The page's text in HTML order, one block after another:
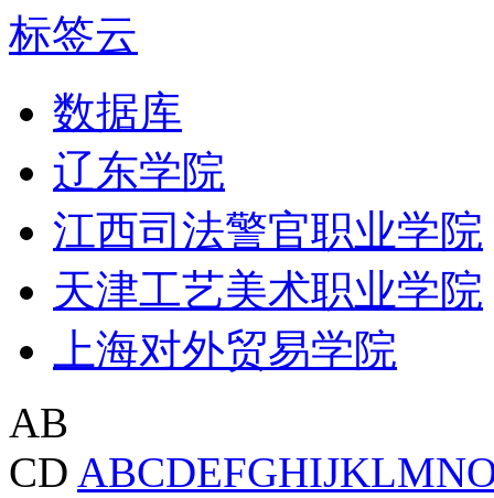
标签云
数据库
辽东学院
江西司法警官职业学院
天津工艺美术职业学院
上海对外贸易学院
AB
CD ABCDEFGHIJKLMN